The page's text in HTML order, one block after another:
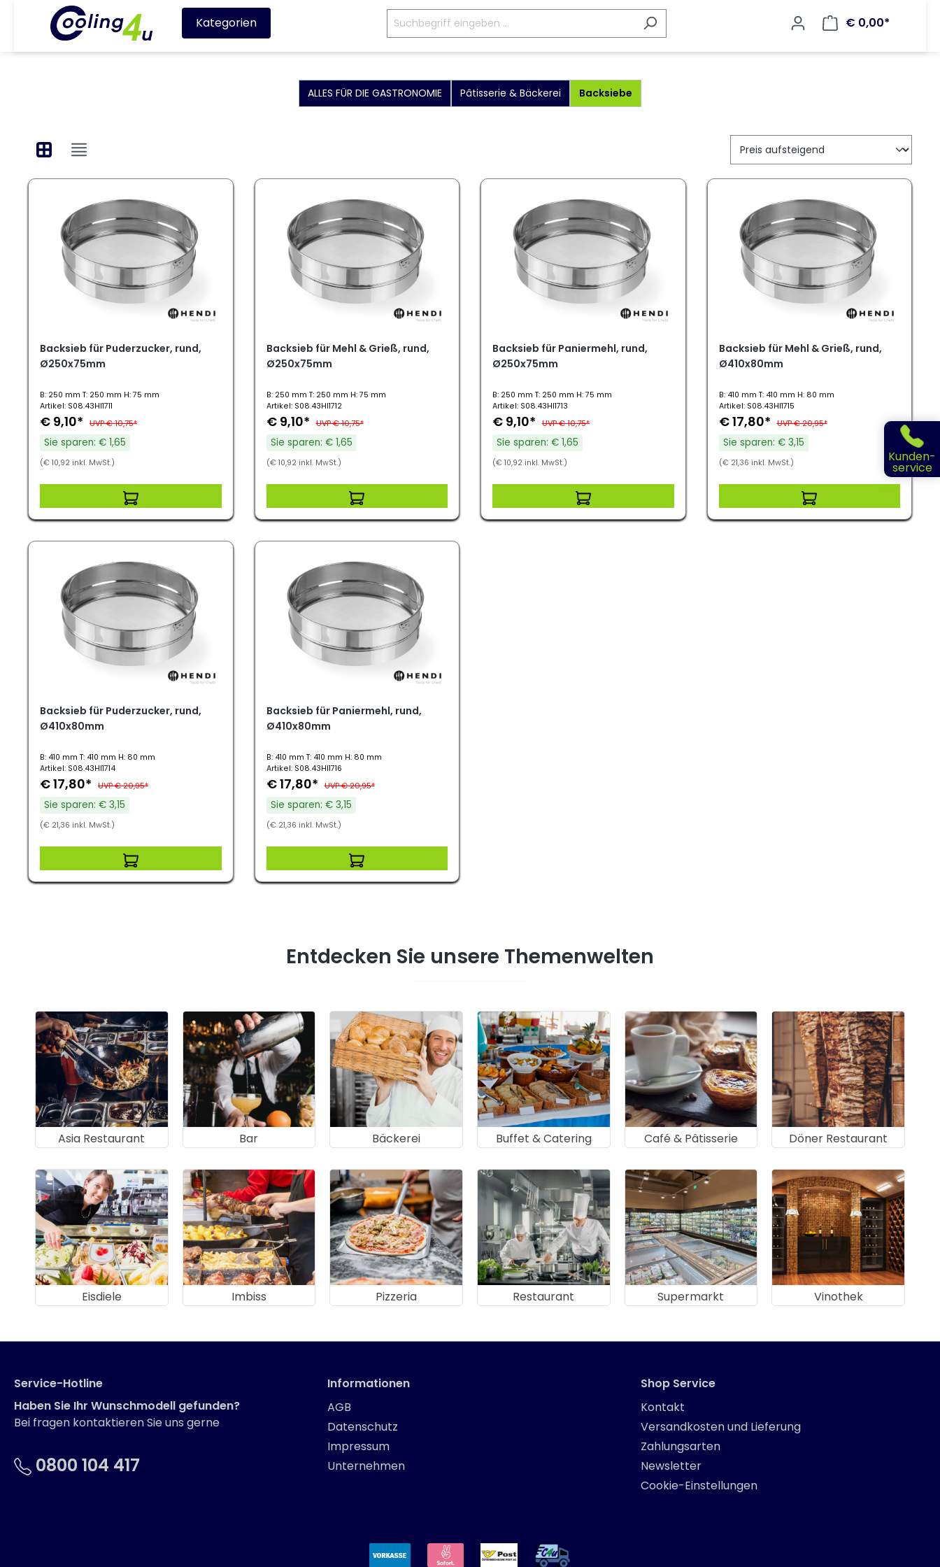
Kunden-
service
Kategorien € 0,00*
ALLES FÜR DIE GASTRONOMIE Pâtisserie & Bäckerei Backsiebe
Backsieb für Puderzucker, rund,
Ø250x75mm
B: 250 mm T: 250 mm H: 75 mm
Artikel: S08.43HI1711
€ 9,10* UVP € 10,75*
Sie sparen: € 1,65
(€ 10,92 inkl. MwSt.)
Backsieb für Mehl & Grieß, rund,
Ø250x75mm
B: 250 mm T: 250 mm H: 75 mm
Artikel: S08.43HI1712
€ 9,10* UVP € 10,75*
Sie sparen: € 1,65
(€ 10,92 inkl. MwSt.)
Backsieb für Paniermehl, rund,
Ø250x75mm
B: 250 mm T: 250 mm H: 75 mm
Artikel: S08.43HI1713
€ 9,10* UVP € 10,75*
Sie sparen: € 1,65
(€ 10,92 inkl. MwSt.)
Backsieb für Mehl & Grieß, rund,
Ø410x80mm
B: 410 mm T: 410 mm H: 80 mm
Artikel: S08.43HI1715
€ 17,80* UVP € 20,95*
Sie sparen: € 3,15
(€ 21,36 inkl. MwSt.)
Backsieb für Puderzucker, rund,
Ø410x80mm
B: 410 mm T: 410 mm H: 80 mm
Artikel: S08.43HI1714
€ 17,80* UVP € 20,95*
Sie sparen: € 3,15
(€ 21,36 inkl. MwSt.)
Backsieb für Paniermehl, rund,
Ø410x80mm
B: 410 mm T: 410 mm H: 80 mm
Artikel: S08.43HI1716
€ 17,80* UVP € 20,95*
Sie sparen: € 3,15
(€ 21,36 inkl. MwSt.)
Entdecken Sie unsere Themenwelten
Asia Restaurant Bar Bäckerei Buffet & Catering Café & Pâtisserie Döner Restaurant
Eisdiele Imbiss Pizzeria Restaurant Supermarkt Vinothek
Service-Hotline
Haben Sie Ihr Wunschmodell gefunden?
Bei fragen kontaktieren Sie uns gerne
0800 104 417
Informationen
AGB
Datenschutz
Impressum
Unternehmen
Shop Service
Kontakt
Versandkosten und Lieferung
Zahlungsarten
Newsletter
Cookie-Einstellungen